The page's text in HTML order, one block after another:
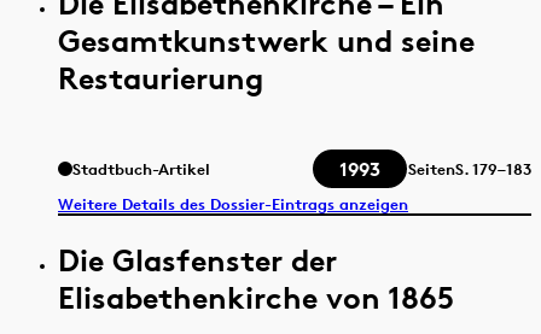
Gesamtkunstwerk und seine
Restaurierung
Stadtbuch-Artikel 1993 SeitenS.179–183
Weitere Details des Dossier-Eintrags anzeigen
Die Glasfenster der
Elisabethenkirche von 1865